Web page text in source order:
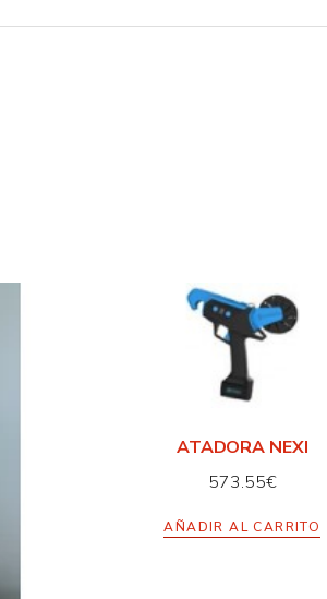
ATADORA NEXI
573.55€
AÑADIR AL CARRITO